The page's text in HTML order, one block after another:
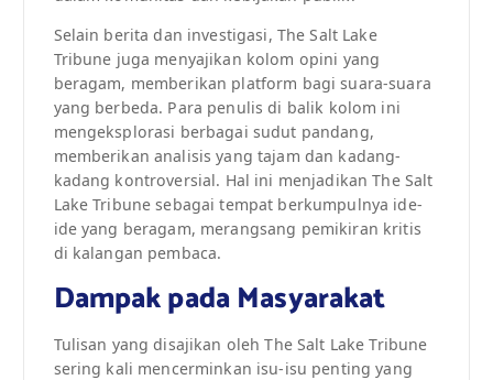
Selain berita dan investigasi, The Salt Lake
Tribune juga menyajikan kolom opini yang
beragam, memberikan platform bagi suara-suara
yang berbeda. Para penulis di balik kolom ini
mengeksplorasi berbagai sudut pandang,
memberikan analisis yang tajam dan kadang-
kadang kontroversial. Hal ini menjadikan The Salt
Lake Tribune sebagai tempat berkumpulnya ide-
ide yang beragam, merangsang pemikiran kritis
di kalangan pembaca.
Dampak pada Masyarakat
Tulisan yang disajikan oleh The Salt Lake Tribune
sering kali mencerminkan isu-isu penting yang